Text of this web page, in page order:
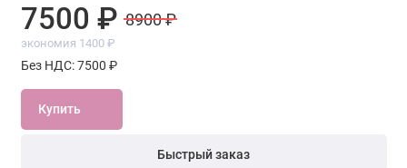
7500 ₽ 8900 ₽
экономия 1400 ₽
Без НДС: 7500 ₽
Купить
Быстрый заказ